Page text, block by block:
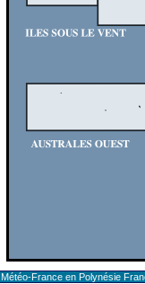
France en Polynésie